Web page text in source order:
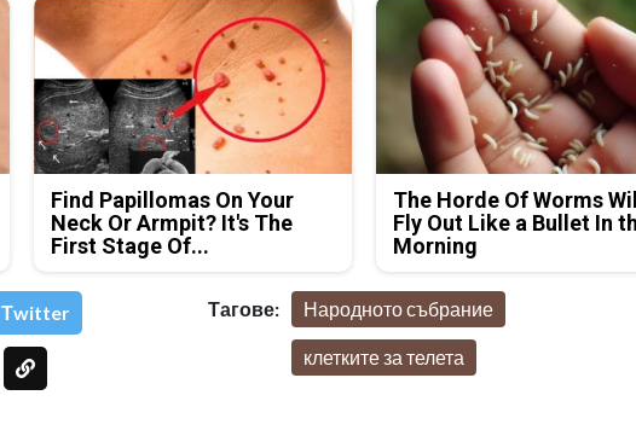
Find Papillomas On Your
Neck Or Armpit? It's The
First Stage Of...
The Horde Of Worms
Fly Out Like a Bullet In
Morning
Тwitter Тагове: Народното събрание
клетките за телета